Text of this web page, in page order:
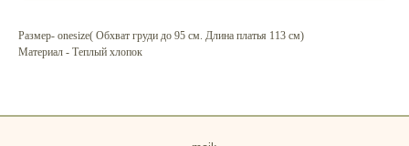
Размер- onesize( Обхват груди до 95 см. Длина платья 113 см)
Материал - Теплый хлопок